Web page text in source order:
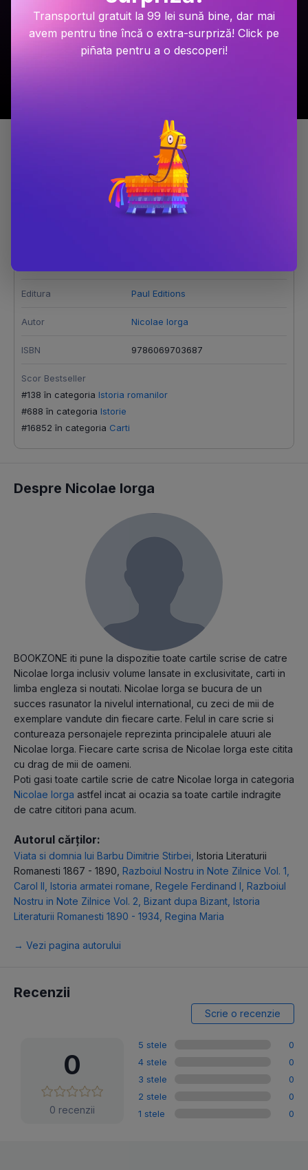
Adaugă în coș Adaugă în coș
Editura Paul Editions
Autor Nicolae Iorga
ISBN 9786069703687
Scor Bestseller
#138 în categoria Istoria romanilor
#688 în categoria Istorie
#16852 în categoria Carti
Despre Nicolae Iorga
BOOKZONE iti pune la dispozitie toate cartile scrise de catre
Nicolae Iorga inclusiv volume lansate in exclusivitate, carti in
limba engleza si noutati. Nicolae Iorga se bucura de un
succes rasunator la nivelul international, cu zeci de mii de
exemplare vandute din fiecare carte. Felul in care scrie si
contureaza personajele reprezinta principalele atuuri ale
Nicolae Iorga. Fiecare carte scrisa de Nicolae Iorga este citita
cu drag de mii de oameni.
Poti gasi toate cartile scrie de catre Nicolae Iorga in categoria
Nicolae Iorga astfel incat ai ocazia sa toate cartile indragite
de catre cititori pana acum.
Autorul cărților:
Viata si domnia lui Barbu Dimitrie Stirbei Istoria Literaturii
Romanesti 1867 - 1890 Razboiul Nostru in Note Zilnice Vol. 1
Carol II Istoria armatei romane Regele Ferdinand I Razboiul
Nostru in Note Zilnice Vol. 2 Bizant dupa Bizant Istoria
Literaturii Romanesti 1890 - 1934 Regina Maria
→ Vezi pagina autorului
Recenzii
Scrie o recenzie
0
0 recenzii
5 stele
0
4 stele
0
3 stele
0
2 stele
0
1 stele
0
Transportul gratuit la 99 lei sună bine, dar mai
avem pentru tine încă o extra-surpriză! Click pe
piñata pentru a o descoperi!